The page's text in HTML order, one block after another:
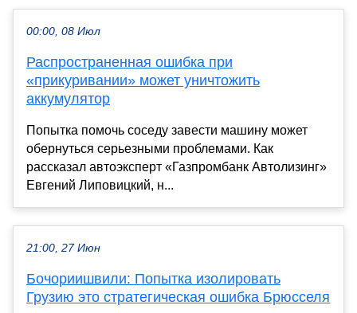
00:00, 08 Июл
Распространенная ошибка при
«прикуривании» может уничтожить
аккумулятор
Попытка помочь соседу завести машину может
обернуться серьезными проблемами. Как
рассказал автоэксперт «Газпромбанк Автолизинг»
Евгений Липовицкий, н...
21:00, 27 Июн
Бочориишвили: Попытка изолировать
Грузию это стратегическая ошибка Брюсселя